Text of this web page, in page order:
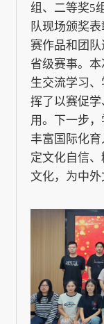
组、二等奖5
队现场颁奖
赛作品和团
省级赛事。
生交流学习
挥了以赛促
用。下一步，
丰富国际化
定文化自信
文化，为中外